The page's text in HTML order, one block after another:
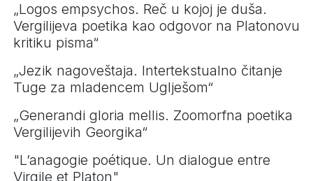
„Logos empsychos. Reč u kojoj je duša.
Vergilijeva poetika kao odgovor na Platonovu
kritiku pisma“
„Jezik nagoveštaja. Intertekstualno čitanje
Tuge za mladencem Uglješom“
„Generandi gloria mellis. Zoomorfna poetika
Vergilijevih Georgika“
"L’anagogie poétique. Un dialogue entre
Virgile et Platon"